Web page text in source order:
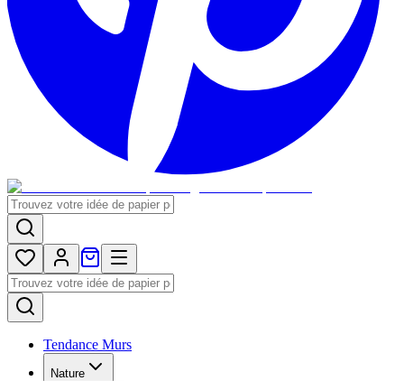
Tendance Murs
Nature